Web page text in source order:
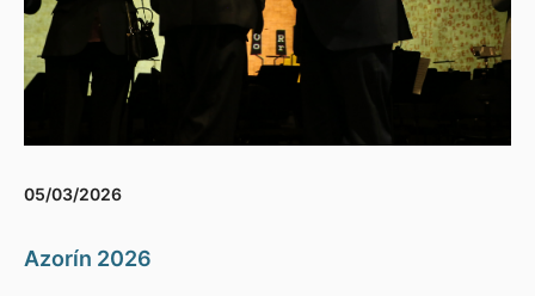
05/03/2026
Azorín 2026